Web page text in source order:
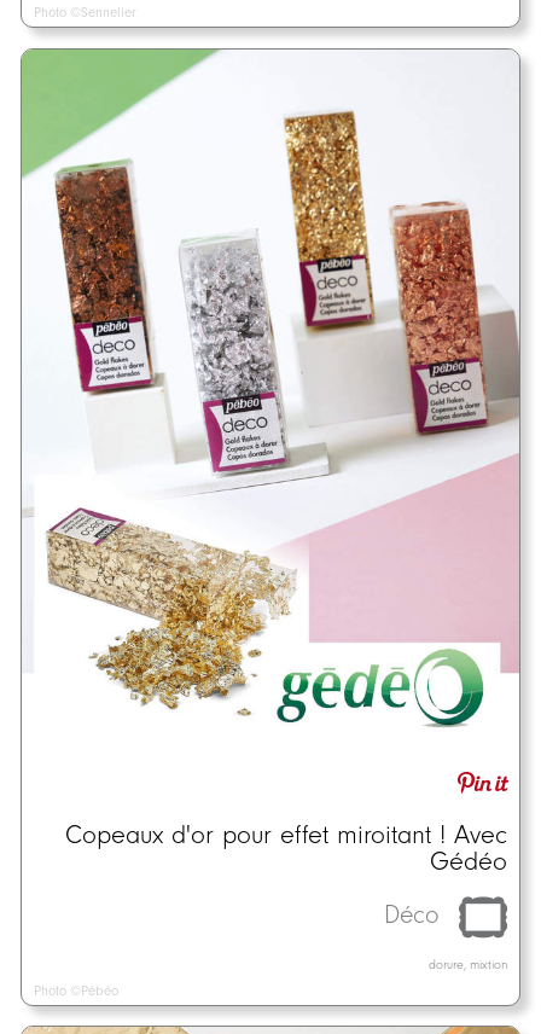
Photo ©Sennelier
Copeaux d'or pour effet miroitant ! Avec
Gédéo
Déco
dorure, mixtion
Photo ©Pébéo